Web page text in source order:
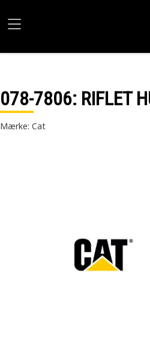
078-7806: RIFLET
Mærke: Cat